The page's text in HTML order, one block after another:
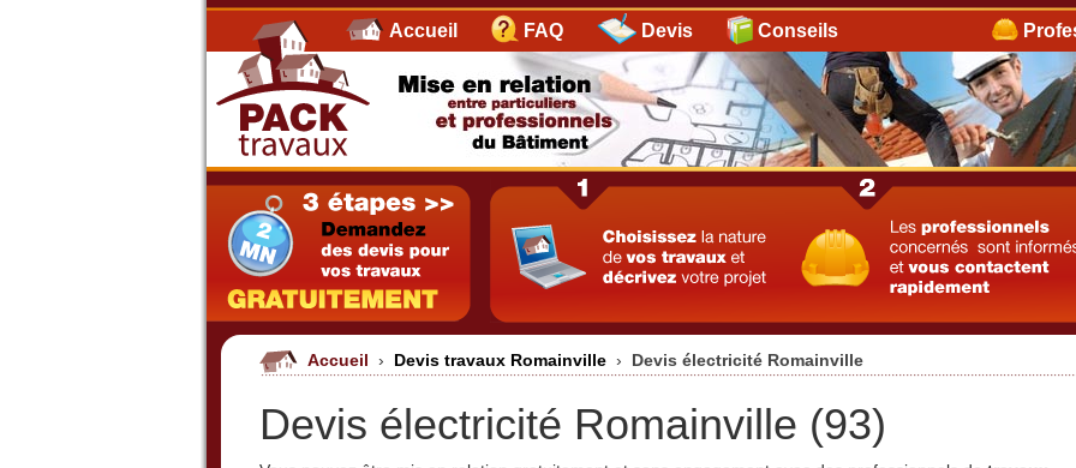
Accueil FAQ Devis Conseils
Accueil › Devis travaux Romainville › Devis électricité Romainville
Devis électricité Romainville (93)